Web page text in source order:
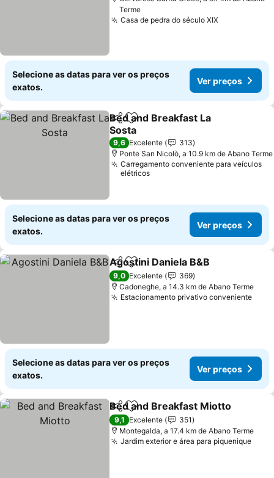
Terme
Casa de pedra do século XIX
Selecione as datas para ver os preços
exatos.
Ver preços
PartilharAdicionar aos favoritos
Bed and Breakfast La
Sosta
9,6 Excelente
313
Ponte San Nicolò, a 10.9 km de Abano Terme
Carregamento conveniente para veículos
elétricos
Selecione as datas para ver os preços
exatos.
Ver preços
PartilharAdicionar aos favoritos
Agostini Daniela B&B
9,0 Excelente
369
Cadoneghe, a 14.3 km de Abano Terme
Estacionamento privativo conveniente
Selecione as datas para ver os preços
exatos.
Ver preços
PartilharAdicionar aos favoritos
Bed and Breakfast Miotto
9,1 Excelente
351
Montegalda, a 17.4 km de Abano Terme
Jardim exterior e área para piquenique